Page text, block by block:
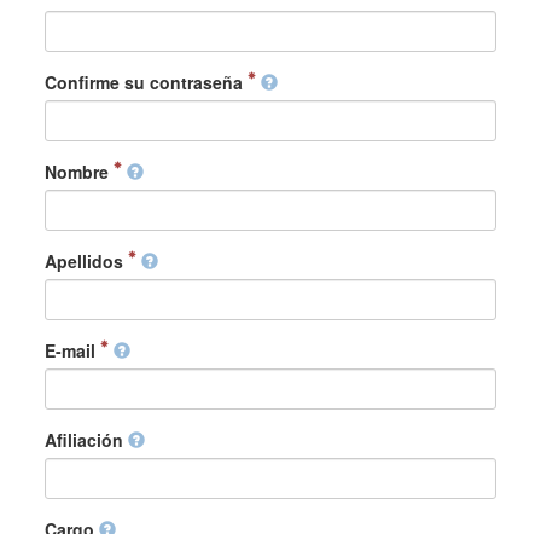
Confirme su contraseña
Nombre
Apellidos
E-mail
Afiliación
Cargo